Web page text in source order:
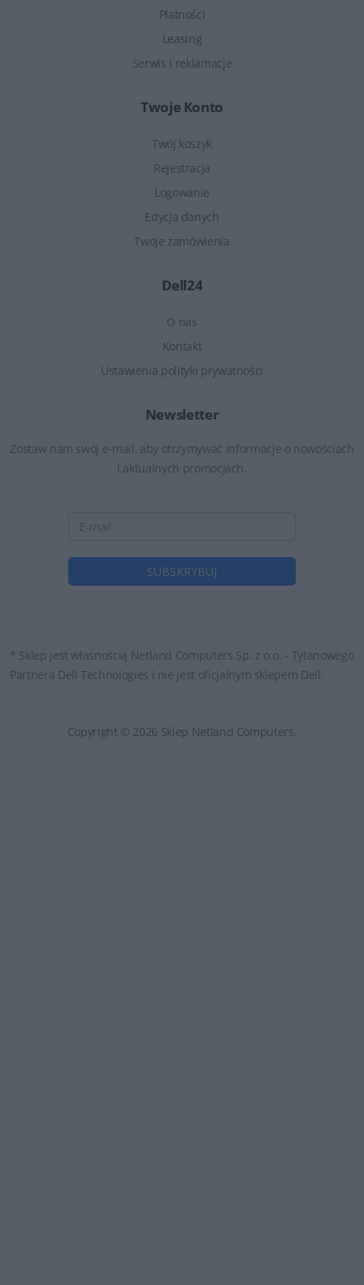
Płatności
Leasing
Serwis i reklamacje
Twoje Konto
Twój koszyk
Rejestracja
Logowanie
Edycja danych
Twoje zamówienia
Dell24
O nas
Kontakt
Ustawienia polityki prywatności
Newsletter
Zostaw nam swój e-mail, aby otrzymywać informacje o nowościach
i aktualnych promocjach.
* Sklep jest własnością Netland Computers Sp. z o.o. - Tytanowego
Partnera Dell Technologies i nie jest oficjalnym sklepem Dell.
Copyright © 2026 Sklep Netland Computers.